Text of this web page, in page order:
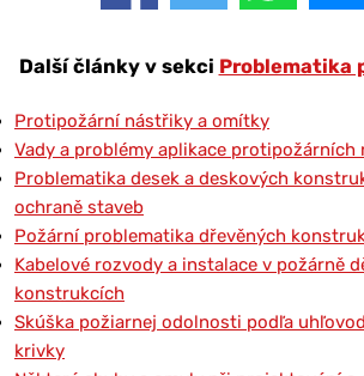
Další články v sekci Problematika
Protipožární nástřiky a omítky
Vady a problémy aplikace protipožárních
Problematika desek a deskových
ochraně staveb
Požární problematika dřevěných
Kabelové rozvody a instalace v požárně
konstrukcích
Skúška požiarnej odolnosti podľa
krivky